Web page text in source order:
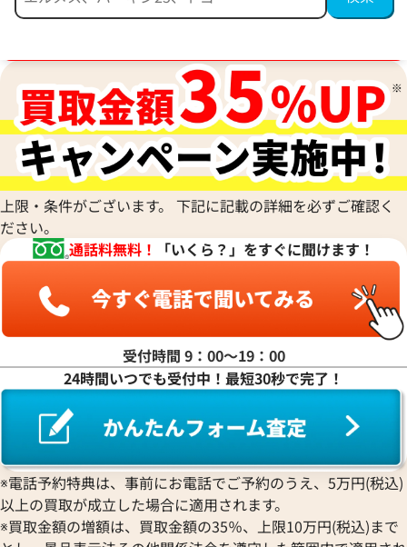
ジバンシィ アンティゴナスモール ハンド
バッグ レザー
参考買取価格
65,000円
2026年7月13日時点
ボッテガ・ヴェネ
ージュ トートバッ
参考買取価格
32,000円
2026年7月13日時
上限・条件がございます。 下記に記載の詳細を必ずご確認く
ださい。
通話料無料！
「いくら？」をすぐに聞けます！
受付時間 9：00〜19：00
24時間いつでも受付中！最短30秒で完了！
※電話予約特典は、事前にお電話でご予約のうえ、5万円(税込)
以上の買取が成立した場合に適用されます。
※買取金額の増額は、買取金額の35％、上限10万円(税込)まで